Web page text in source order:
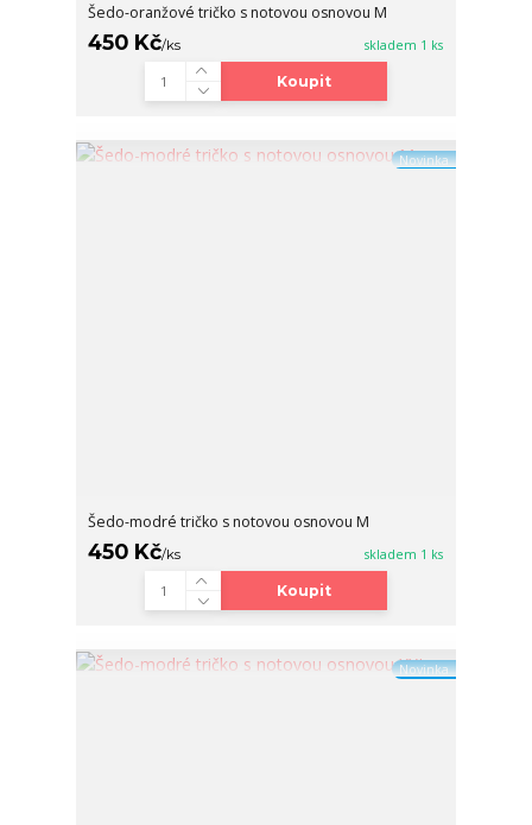
Šedo-oranžové tričko s notovou osnovou M
450 Kč/ks skladem 1 ks
Koupit
Novinka
Šedo-modré tričko s notovou osnovou M
450 Kč/ks skladem 1 ks
Koupit
Novinka